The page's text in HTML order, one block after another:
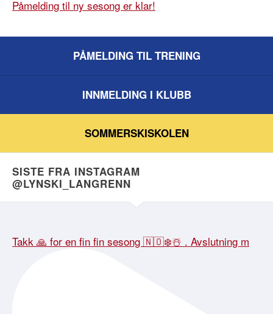
Påmelding til ny sesong er klar!
PÅMELDING TIL TRENING
INNMELDING I KLUBB
SOMMERSKISKOLEN
SISTE FRA INSTAGRAM
@LYNSKI_LANGRENN
Takk 🙏 for en fin fin sesong 🇳🇴❄️☃️ . Avslutning m